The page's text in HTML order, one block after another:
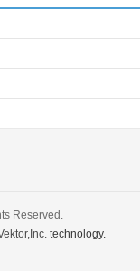
Reserved.
technology.